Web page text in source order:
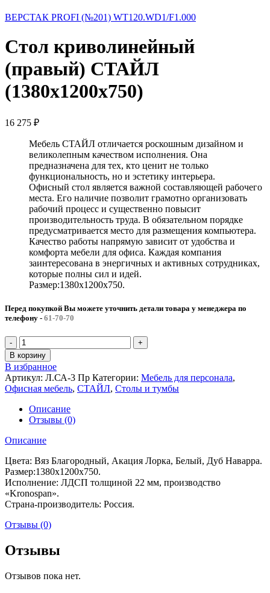
ВЕРСТАК PROFI (№201) WT120.WD1/F1.000
Стол криволинейный
(правый) СТАЙЛ
(1380х1200х750)
16 275 ₽
Мебель СТАЙЛ отличается роскошным дизайном и
великолепным качеством исполнения. Она
предназначена для тех, кто ценит не только
функциональность, но и эстетику интерьера.
Офисный стол является важной составляющей рабочего
места. Его наличие позволит грамотно организовать
рабочий процесс и существенно повысит
производительность труда. В обязательном порядке
предусматривается место для размещения компьютера.
Качество работы напрямую зависит от удобства и
комфорта мебели для офиса. Каждая компания
заинтересована в энергичных и активных сотрудниках,
которые полны сил и идей.
Размер:1380х1200х750.
Перед покупкой Вы можете уточнить детали товара у менеджера по
телефону - 61-70-70
В корзину
В избранное
Артикул: Л.СА-3 Пр Категории: Мебель для персонала,
Офисная мебель, СТАЙЛ, Столы и тумбы
Описание
Отзывы (0)
Описание
Цвета: Вяз Благородный, Акация Лорка, Белый, Дуб Наварра.
Размер:1380х1200х750.
Исполнение: ЛДСП толщиной 22 мм, производство
«Kronospan».
Страна-производитель: Россия.
Отзывы (0)
Отзывы
Отзывов пока нет.